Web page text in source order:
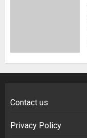
Contact us
Privacy Policy